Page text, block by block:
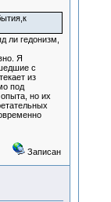
ли гедонизм,
Я
с
из
под
но их
Записан